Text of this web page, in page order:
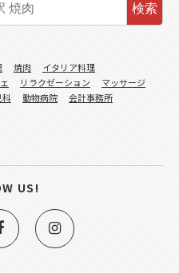
検索
焼肉
イタリア料理
リラクゼーション
マッサージ
科 動物病院
会計事務所
US!